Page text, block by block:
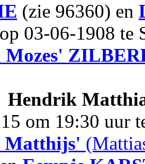
(zie 96360) en
03-06-1908
Hendrik
om 19:30 uur